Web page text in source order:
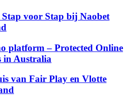
voor Stap bij Naobet
platform – Protected Online
in Australia
van Fair Play en Vlotte